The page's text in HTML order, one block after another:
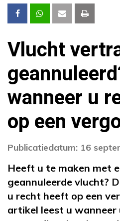
Vlucht
wanneer u
op een
Publicatiedatum: 16
Heeft u te maken met
geannuleerde vlucht?
u recht heeft op een
artikel leest u wanneer